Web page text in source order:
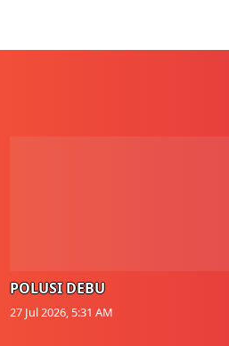
POLUSI DEBU
27 Jul 2026, 5:31 AM